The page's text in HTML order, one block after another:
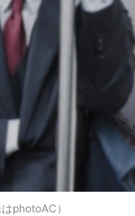
photoAC）